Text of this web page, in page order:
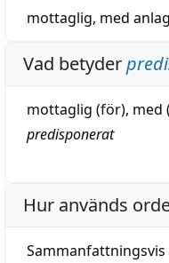
mottaglig, med anlag
Vad betyder
mottaglig (för), med
predisponerat
Hur används